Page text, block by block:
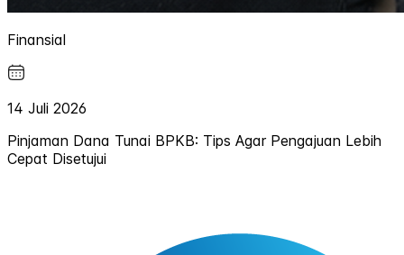
Finansial
14 Juli 2026
Pinjaman Dana Tunai BPKB: Tips Agar Pengajuan Lebih
Cepat Disetujui